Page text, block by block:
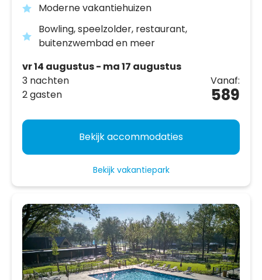
Moderne vakantiehuizen
Bowling, speelzolder, restaurant,
buitenzwembad en meer
vr 14 augustus - ma 17 augustus
3 nachten
2 gasten
Vanaf:
589
Bekijk accommodaties
Bekijk vakantiepark